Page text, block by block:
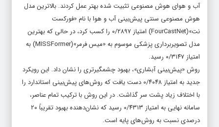
آب و هوای هوش مصنوعی تثبیت شده بهتر عمل کردند. بالاترین مدل
هوش مصنوعی سنتی پیش‌بینی آب و هوا با نام «فورکست
نت»(FourCastNet) امتیاز ۰/۲۸۹۷ را کسب کرد، در حالی که بهترین
مدل تصویربرداری پزشکی موسوم به «میس فرمر»(MISSFormer) به
امتیاز ۰/۳۱۴۷ رسید.
روش «پیش‌بینی آبشاری»، بهبود چشمگیرتری را نشان داد. این رویکرد
جدید به امتیاز ۰/۴۰۴۸ دست یافت که روش‌های پیش‌بینی استاندارد را
با اختلاف زیاد پشت سر گذاشت. در این روش با ترکیب تمام عناصر،
سامانه نهایی به امتیاز ۰/۴۳۱۳ رسید که نشان‌دهنده بهبود تقریباً ۲۰
درصدی نسبت به روش‌های پایه است.